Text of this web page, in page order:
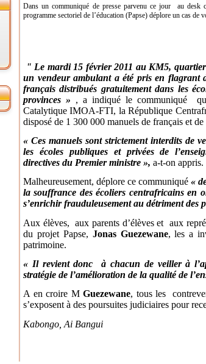
Dans un communiqué de presse parvenu ce jour au desk
programme sectoriel de l’éducation (Papse) déplore un cas
" Le mardi 15 février 2011 au KM5,
un vendeur ambulant a été pris en flagrant
français distribués gratuitement dans les
provinces » , a indiqué le communiqué
Catalytique IMOA-FTI, la République
disposé de 1 300 000 manuels de français et de
« Ces manuels sont strictement interdits de
les écoles publiques et privées de
directives du Premier ministre », a-t-on appris.
Malheureusement, déplore ce communiqué «
la souffrance des écoliers centrafricains en
s’enrichir frauduleusement au détriment des
Aux élèves, aux parents d’élèves et aux
du projet Papse, Jonas Guezewane, les a
patrimoine.
« Il revient donc à chacun de veiller à
stratégie de l’amélioration de la qualité de
A en croire M Guezewane, tous les
s’exposent à des poursuites judiciaires pour
Kabongo, Ai Bangui